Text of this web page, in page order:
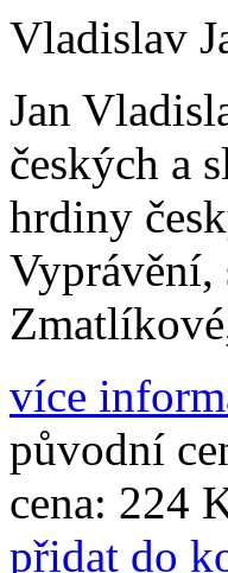
Vladislav
Jan
českých a
hrdiny
Vyprávění,
více
původní
cena: 224
přidat do